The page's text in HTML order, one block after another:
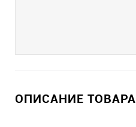
ОПИСАНИЕ ТОВАРА